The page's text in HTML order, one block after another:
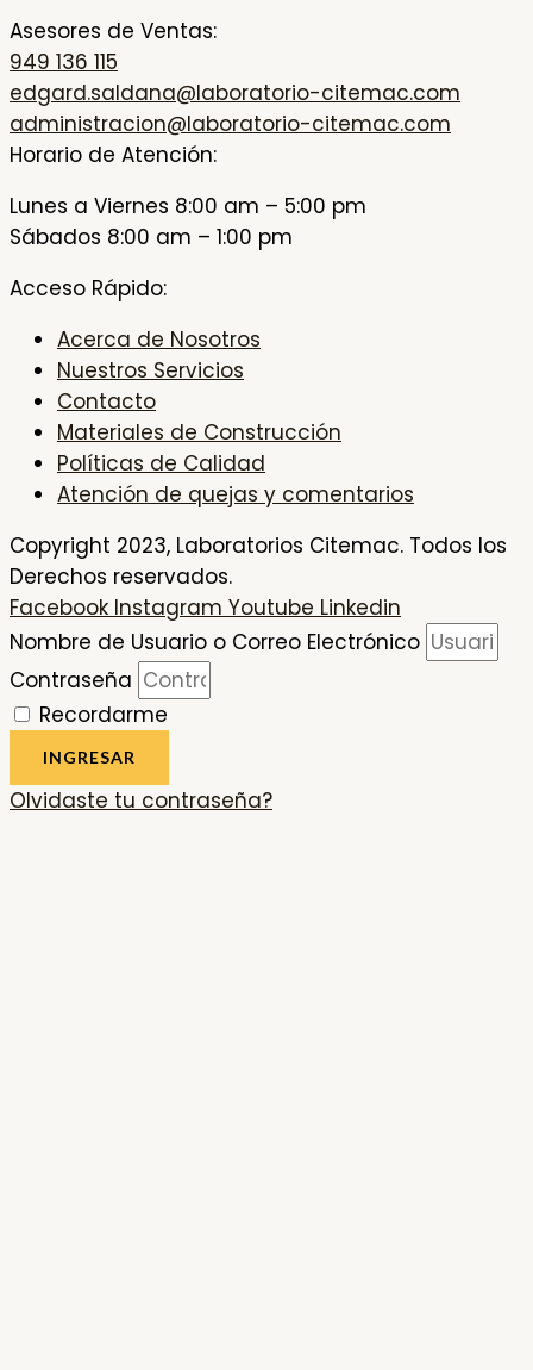
Asesores de Ventas:
949 136 115
edgard.saldana@laboratorio-citemac.com
administracion@laboratorio-citemac.com
Horario de Atención:
Lunes a Viernes 8:00 am – 5:00 pm
Sábados 8:00 am – 1:00 pm
Acceso Rápido:
Acerca de Nosotros
Nuestros Servicios
Contacto
Materiales de Construcción
Políticas de Calidad
Atención de quejas y comentarios
Copyright 2023, Laboratorios Citemac. Todos los
Derechos reservados.
Facebook Instagram Youtube Linkedin
Nombre de Usuario o Correo Electrónico
Contraseña
Recordarme
INGRESAR
Olvidaste tu contraseña?